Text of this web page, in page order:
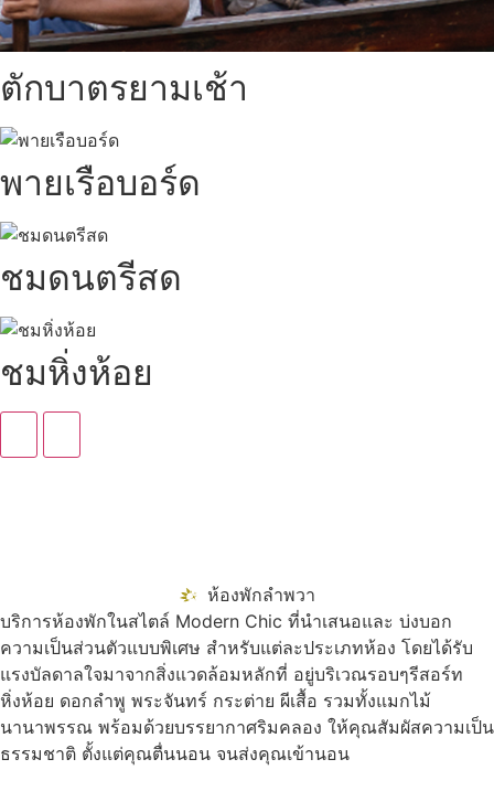
ตักบาตรยามเช้า
พายเรือบอร์ด
ชมดนตรีสด
ชมหิ่งห้อย
ห้องพักลำพวา
บริการห้องพักในสไตล์ Modern Chic ที่นำเสนอและ บ่งบอก
ความเป็นส่วนตัวแบบพิเศษ สำหรับแต่ละประเภทห้อง โดยได้รับ
แรงบัลดาลใจมาจากสิ่งแวดล้อมหลักที่ อยู่บริเวณรอบๆรีสอร์ท
หิ่งห้อย ดอกลำพู พระจันทร์ กระต่าย ผีเสื้อ รวมทั้งแมกไม้
นานาพรรณ พร้อมด้วยบรรยากาศริมคลอง ให้คุณสัมผัสความเป็น
ธรรมชาติ ตั้งแต่คุณตื่นนอน จนส่งคุณเข้านอน